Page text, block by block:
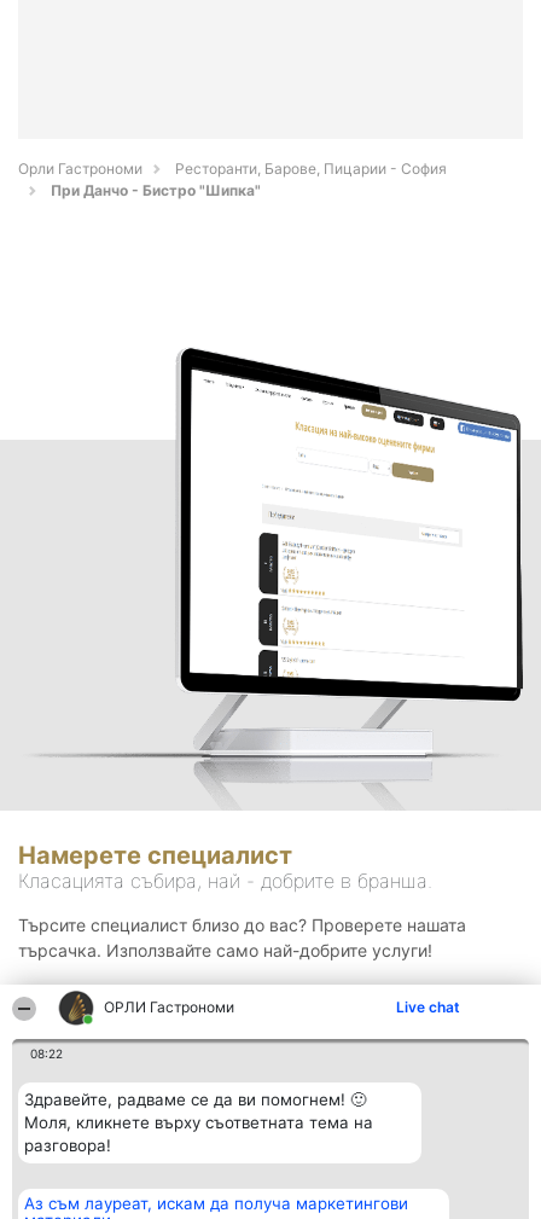
ОРЛИ Гастрономи Live chat
08:22
Здравейте, радваме се да ви помогнем! 🙂
Моля, кликнете върху съответната тема на
разговора!
Аз съм лауреат, искам да получа маркетингови
Орли Гастрономи
Ресторанти, Барове, Пицарии - София
При Данчо - Бистро "Шипка"
Намерете специалист
Класацията събира, най - добрите в бранша.
Търсите специалист близо до вас? Проверете нашата
търсачка. Използвайте само най-добрите услуги!
Организатор на
Класация Контакти